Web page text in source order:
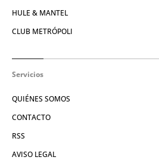
HULE & MANTEL
CLUB METRÓPOLI
Servicios
QUIÉNES SOMOS
CONTACTO
RSS
AVISO LEGAL